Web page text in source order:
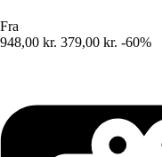
Fra
948,00 kr. 379,00 kr. -60%